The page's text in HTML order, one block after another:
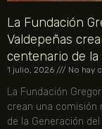
La Fundación
Valdepeñas
centenario de la
1 julio, 2026 No hay
La Fundación
crean una comisión
de la Generación